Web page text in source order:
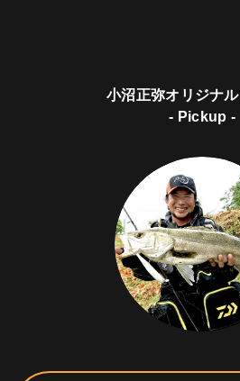
小沼正弥オリジナ
- Pickup -